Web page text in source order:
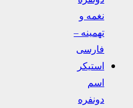
نغمه و
تهمینه –
فارسی
استیکر
اسم
دونفره